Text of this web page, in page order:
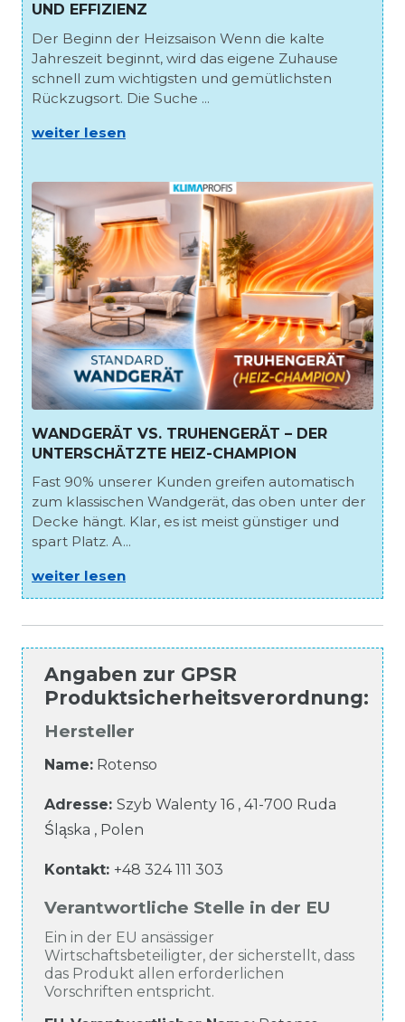
UND EFFIZIENZ
Der Beginn der Heizsaison Wenn die kalte
Jahreszeit beginnt, wird das eigene Zuhause
schnell zum wichtigsten und gemütlichsten
Rückzugsort. Die Suche ...
weiter lesen
WANDGERÄT VS. TRUHENGERÄT – DER
UNTERSCHÄTZTE HEIZ-CHAMPION
Fast 90% unserer Kunden greifen automatisch
zum klassischen Wandgerät, das oben unter der
Decke hängt. Klar, es ist meist günstiger und
spart Platz. A...
weiter lesen
Angaben zur GPSR
Produktsicherheitsverordnung:
Hersteller
Name: Rotenso
Adresse: Szyb Walenty 16 , 41-700 Ruda
Śląska , Polen
Kontakt: +48 324 111 303
Verantwortliche Stelle in der EU
Ein in der EU ansässiger
Wirtschaftsbeteiligter, der sicherstellt, dass
das Produkt allen erforderlichen
Vorschriften entspricht.